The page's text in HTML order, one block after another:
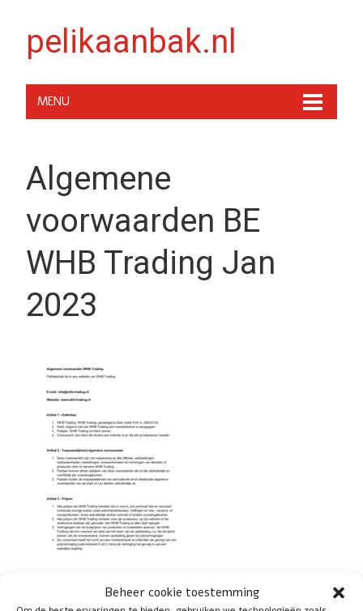
Beheer cookie toestemming
pelikaanbak.nl
MENU
Algemene
voorwaarden BE
WHB Trading Jan
2023